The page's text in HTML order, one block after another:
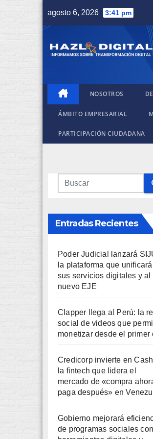
agosto 6, 2026 3:41 pm
NOSOTROS
ÁMBITO EMPRESARIAL
PARTICIPACIÓN CIUDADANA
Entradas Recientes
Poder Judicial lanzará
la plataforma que unificará
sus servicios digitales y al
nuevo EJE
Clapper llega al Perú: la
social de videos que
monetizar desde el primer
Credicorp invierte en
la fintech que lidera el
mercado de «compra
paga después» en
Gobierno mejorará
de programas sociales con